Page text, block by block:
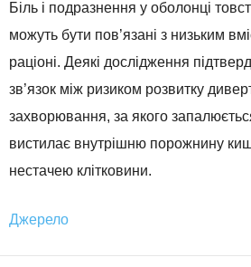
Біль і подразнення у оболонці
можуть бути пов’язані з низьким
раціоні. Деякі дослідження
зв’язок між ризиком розвитку
захворювання, за якого
вистилає внутрішню порожнину
нестачею клітковини.
Джерело